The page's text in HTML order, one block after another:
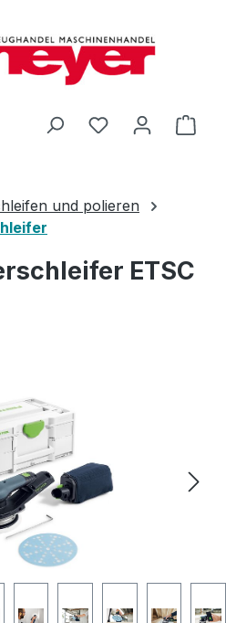
Du hast 0
und polieren
ETSC